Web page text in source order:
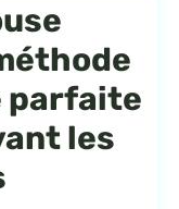
parfaite
les